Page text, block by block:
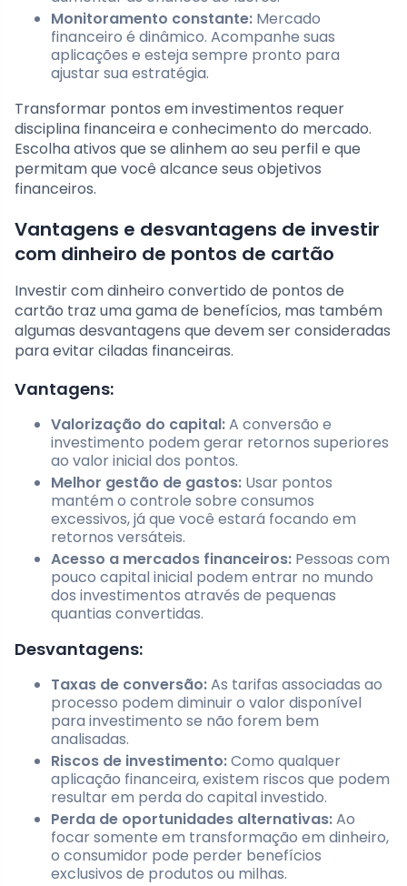
Monitoramento constante: Mercado
financeiro é dinâmico. Acompanhe suas
aplicações e esteja sempre pronto para
ajustar sua estratégia.
Transformar pontos em investimentos requer
disciplina financeira e conhecimento do mercado.
Escolha ativos que se alinhem ao seu perfil e que
permitam que você alcance seus objetivos
financeiros.
Vantagens e desvantagens de investir
com dinheiro de pontos de cartão
Investir com dinheiro convertido de pontos de
cartão traz uma gama de benefícios, mas também
algumas desvantagens que devem ser consideradas
para evitar ciladas financeiras.
Vantagens:
Valorização do capital:A conversão e
investimento podem gerar retornos superiores
ao valor inicial dos pontos.
Melhor gestão de gastos: Usar pontos
mantém o controle sobre consumos
excessivos, já que você estará focando em
retornos versáteis.
Acesso a mercados financeiros: Pessoas com
pouco capital inicial podem entrar no mundo
dos investimentos através de pequenas
quantias convertidas.
Desvantagens:
Taxas de conversão:As tarifas associadas ao
processo podem diminuir o valor disponível
para investimento se não forem bem
analisadas.
Riscos de investimento:Como qualquer
aplicação financeira, existem riscos que podem
resultar em perda do capital investido.
Perda de oportunidades alternativas:Ao
focar somente em transformação em dinheiro,
o consumidor pode perder benefícios
exclusivos de produtos ou milhas.